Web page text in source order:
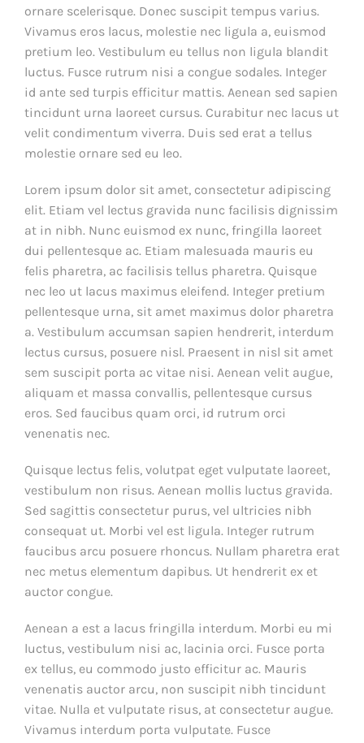
ornare scelerisque. Donec suscipit tempus varius.
Vivamus eros lacus, molestie nec ligula a, euismod
pretium leo. Vestibulum eu tellus non ligula blandit
luctus. Fusce rutrum nisi a congue sodales. Integer
id ante sed turpis efficitur mattis. Aenean sed sapien
tincidunt urna laoreet cursus. Curabitur nec lacus ut
velit condimentum viverra. Duis sed erat a tellus
molestie ornare sed eu leo.
Lorem ipsum dolor sit amet, consectetur adipiscing
elit. Etiam vel lectus gravida nunc facilisis dignissim
at in nibh. Nunc euismod ex nunc, fringilla laoreet
dui pellentesque ac. Etiam malesuada mauris eu
felis pharetra, ac facilisis tellus pharetra. Quisque
nec leo ut lacus maximus eleifend. Integer pretium
pellentesque urna, sit amet maximus dolor pharetra
a. Vestibulum accumsan sapien hendrerit, interdum
lectus cursus, posuere nisl. Praesent in nisl sit amet
sem suscipit porta ac vitae nisi. Aenean velit augue,
aliquam et massa convallis, pellentesque cursus
eros. Sed faucibus quam orci, id rutrum orci
venenatis nec.
Quisque lectus felis, volutpat eget vulputate laoreet,
vestibulum non risus. Aenean mollis luctus gravida.
Sed sagittis consectetur purus, vel ultricies nibh
consequat ut. Morbi vel est ligula. Integer rutrum
faucibus arcu posuere rhoncus. Nullam pharetra erat
nec metus elementum dapibus. Ut hendrerit ex et
auctor congue.
Aenean a est a lacus fringilla interdum. Morbi eu mi
luctus, vestibulum nisi ac, lacinia orci. Fusce porta
ex tellus, eu commodo justo efficitur ac. Mauris
venenatis auctor arcu, non suscipit nibh tincidunt
vitae. Nulla et vulputate risus, at consectetur augue.
Vivamus interdum porta vulputate. Fusce